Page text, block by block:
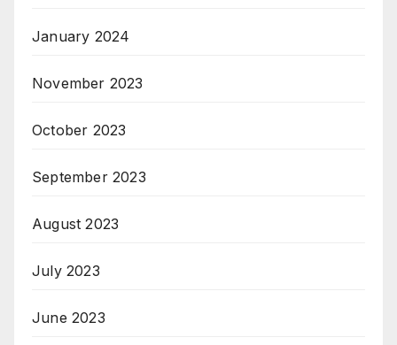
January 2024
November 2023
October 2023
September 2023
August 2023
July 2023
June 2023